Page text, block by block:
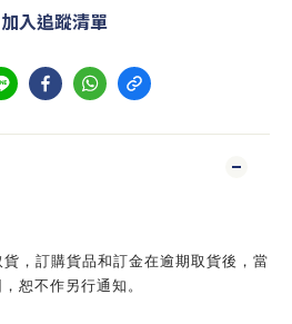
加入追蹤清單
，訂購貨品和訂金在逾期取貨後，當
恕不作另行通知。